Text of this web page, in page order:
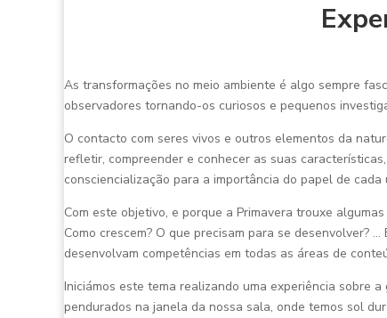
As transformações no meio ambiente é algo sempre
observadores tornando-os curiosos e pequenos
O contacto com seres vivos e outros elementos da
refletir, compreender e conhecer as suas
consciencialização para a importância do papel de
Com este objetivo, e porque a Primavera trouxe
Como crescem? O que precisam para se desenvolver?
desenvolvam competências em todas as áreas de
Iniciámos este tema realizando uma experiência sobre
pendurados na janela da nossa sala, onde temos sol